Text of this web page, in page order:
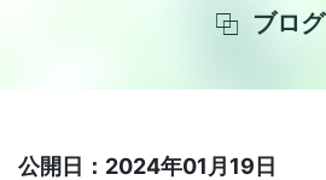
ブログ
公開日：2024年01月19日